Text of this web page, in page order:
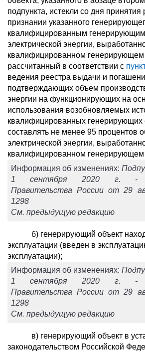
подпункта, истекли со дня
признании указанного
квалифицированным
электрической энергии,
квалифицированном генерирующем
рассчитанный в соответствии с
ведения реестра выдачи и
подтверждающих объем
энергии на функционирующих на
использования возобновляемых
квалифицированных генерирующих
составлять не менее 95 процентов
электрической энергии,
квалифицированном генерирующем
Информация об изменениях:
1 сентября 2020 г.
Правительства России от 29
1298
См. предыдущую редакцию
б) генерирующий объект
эксплуатации (введен в
эксплуатации);
Информация об изменениях:
1 сентября 2020 г.
Правительства России от 29
1298
См. предыдущую редакцию
в) генерирующий объект в
законодательством Российской